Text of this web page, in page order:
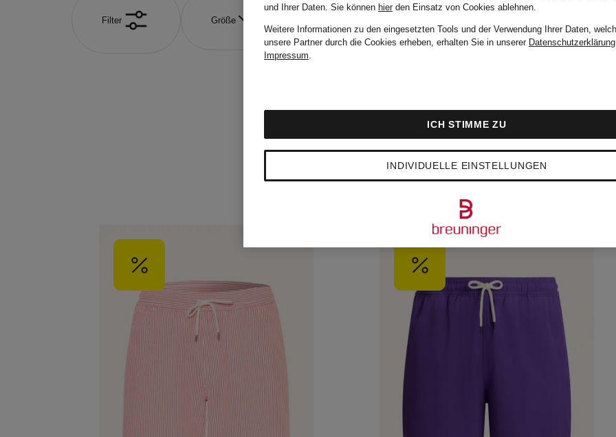
Filter Größe
Sortieren
und Ihrer Daten. Sie können hierden Einsatz von Cookies ablehnen.
Weitere Informationen zu den eingesetzten Tools und der Verwendung Ihrer Daten,
unsere Partner durch die Cookies erheben, erhalten Sie in unserer Datenschutzerklärung
Impressum.
INDIVIDUELLE EINSTELLUNGEN
ICH STIMME ZU